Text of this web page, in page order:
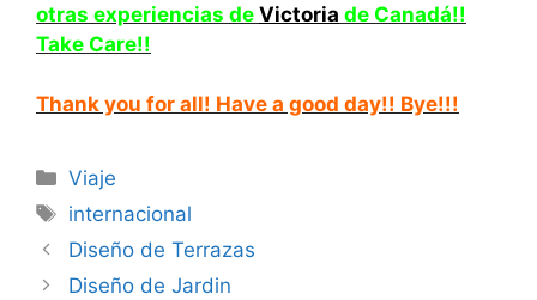
otras experiencias de Victoria de Canadá!!
Take Care!!
Thank you for all! Have a good day!! Bye!!!
Categorías
Viaje
Etiquetas
internacional
Diseño de Terrazas
Diseño de Jardin